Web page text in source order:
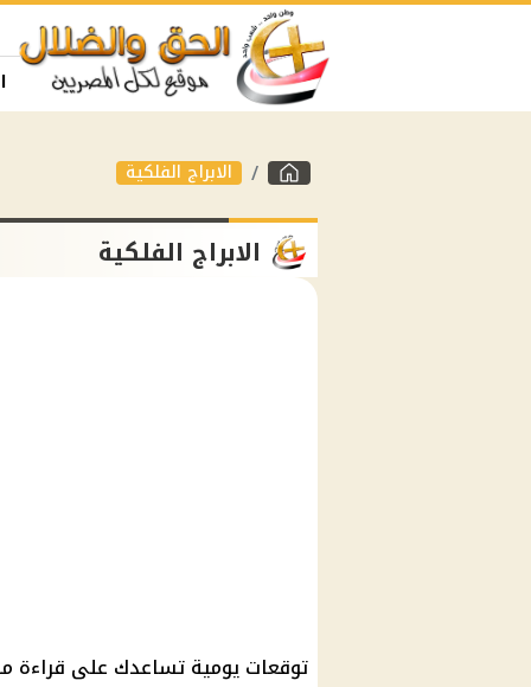
الابراج الفلكية
الابراج الفلكية
توقعات يومية تساعدك على قراءة